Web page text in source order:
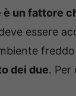
è un fattore
essere
dei due. Per